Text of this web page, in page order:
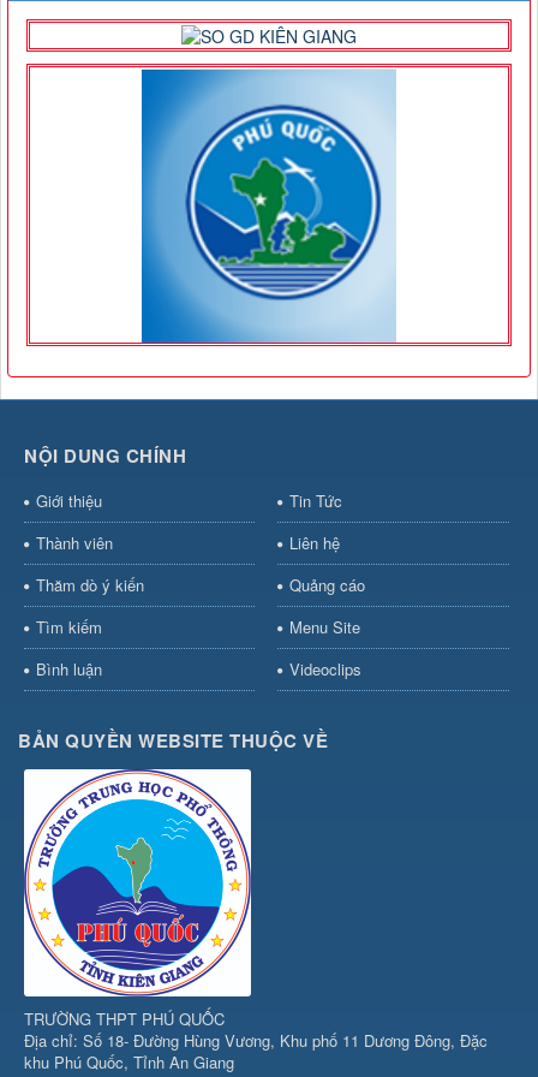
NỘI DUNG CHÍNH
Giới thiệu
Tin Tức
Thành viên
Liên hệ
Thăm dò ý kiến
Quảng cáo
Tìm kiếm
Menu Site
Bình luận
Videoclips
BẢN QUYỀN WEBSITE THUỘC VỀ
TRƯỜNG THPT PHÚ QUỐC
Địa chỉ: Số 18- Đường Hùng Vương, Khu phố 11 Dương Đông, Đặc
khu Phú Quốc, Tỉnh An Giang